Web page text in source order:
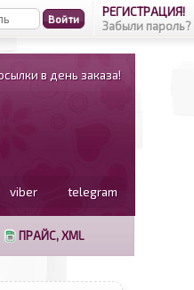
РЕГИСТРАЦИЯ!
Забыли пароль?
в день заказа!
viber telegram
ПРАЙС, XML